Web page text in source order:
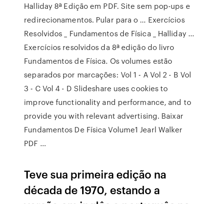
Halliday 8ª Edição em PDF. Site sem pop-ups e
redirecionamentos. Pular para o … Exercícios
Resolvidos _ Fundamentos de Física _ Halliday ...
Exercícios resolvidos da 8ª edição do livro
Fundamentos de Física. Os volumes estão
separados por marcações: Vol 1 - A Vol 2 - B Vol
3 - C Vol 4 - D Slideshare uses cookies to
improve functionality and performance, and to
provide you with relevant advertising. Baixar
Fundamentos De Física Volume1 Jearl Walker
PDF ...
Teve sua primeira edição na
década de 1970, estando a